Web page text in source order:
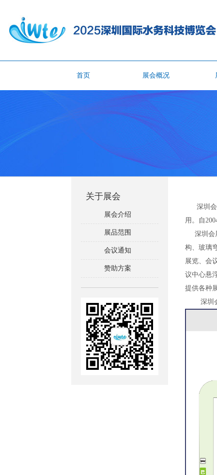
首页 展会概况
关于展会
展会介绍
展品范围
会议通知
赞助方案
深圳会
用。自
深圳会
构、玻璃
展览、会
议中心悬
提供各种
深圳会